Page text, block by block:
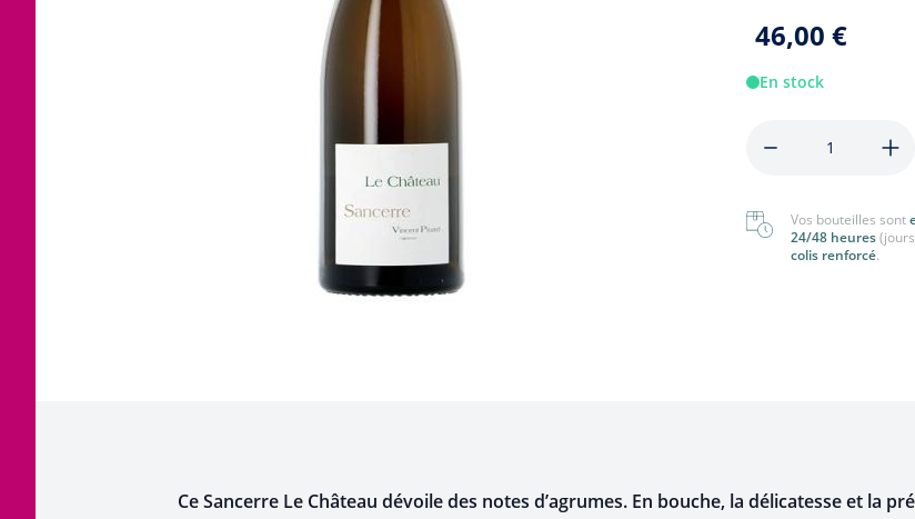
Languedoc
46,00 €
En stock
Vos bouteilles sont
24/48 heures
colis renforcé.
Ce Sancerre Le Château dévoile des notes d’agrumes. En bouche, la délicatesse et la